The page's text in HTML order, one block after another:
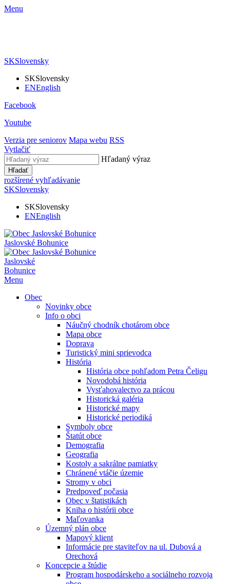
Menu
SKSlovensky
SKSlovensky
ENEnglish
Facebook
Youtube
Verzia pre seniorov Mapa webu RSS
Vytlačiť
Hľadaný výraz
Hľadať
rozšírené vyhľadávanie
SKSlovensky
SKSlovensky
ENEnglish
Jaslovské Bohunice
Jaslovské
Bohunice
Menu
Obec
Novinky obce
Info o obci
Náučný chodník chotárom obce
Mapa obce
Doprava
Turistický mini sprievodca
História
História obce pohľadom Petra Čeligu
Novodobá história
Vysťahovalectvo za prácou
Historická galéria
Historické mapy
Historické periodiká
Symboly obce
Štatút obce
Demografia
Geografia
Kostoly a sakrálne pamiatky
Chránené vtáčie územie
Stromy v obci
Predpoveď počasia
Obec v štatistikách
Kniha o histórii obce
Maľovanka
Územný plán obce
Mapový klient
Informácie pre staviteľov na ul. Dubová a
Orechová
Koncepcie a štúdie
Program hospodárskeho a sociálneho rozvoja